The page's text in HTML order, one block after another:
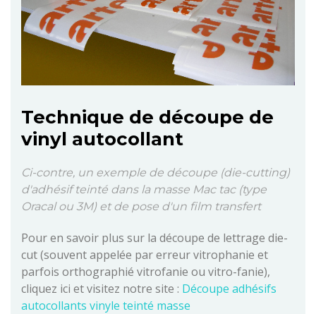
Technique de découpe de
vinyl autocollant
Ci-contre, un exemple de découpe (die-cutting)
d'adhésif teinté dans la masse Mac tac (type
Oracal ou 3M) et de pose d'un film transfert
Pour en savoir plus sur la découpe de lettrage die-
cut (souvent appelée par erreur vitrophanie et
parfois orthographié vitrofanie ou vitro-fanie),
cliquez ici et visitez notre site : Découpe adhésifs
autocollants vinyle teinté masse